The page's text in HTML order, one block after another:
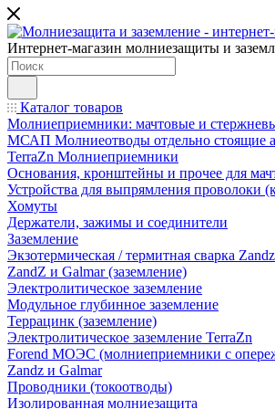
Интернет-магазин молниезащиты и
Каталог товаров
Молниеприемники: мачтовые и
МСАП Молниеотводы отдельно стоящие
TerraZn Молниеприемники
Основания, кронштейны и прочее для
Устройства для выпрямления проволоки
Хомуты
Держатели, зажимы и соединители
Заземление
Экзотермическая / термитная сварка Zandz
ZandZ и Galmar (заземление)
Электролитическое заземление
Модульное глубинное заземление
Террацинк (заземление)
Электролитическое заземление TerraZn
Forend МОЭС (молниеприемники с
Zandz и Galmar
Проводники (токоотводы)
Изолированная молниезащита